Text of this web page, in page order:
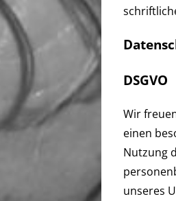
DSGVO
Wir
einen
Nutzung
unseres